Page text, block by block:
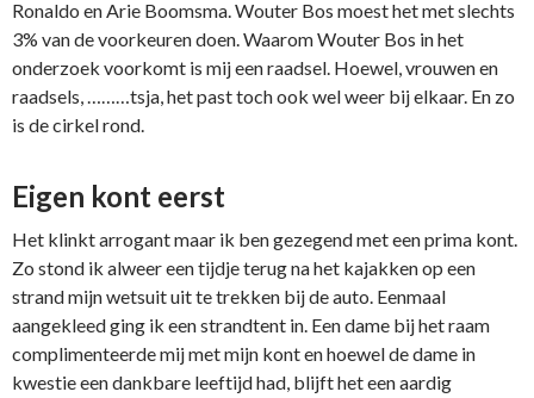
Ronaldo en Arie Boomsma. Wouter Bos moest het met slechts
3% van de voorkeuren doen. Waarom Wouter Bos in het
onderzoek voorkomt is mij een raadsel. Hoewel, vrouwen en
raadsels, ………tsja, het past toch ook wel weer bij elkaar. En zo
is de cirkel rond.
Eigen kont eerst
Het klinkt arrogant maar ik ben gezegend met een prima kont.
Zo stond ik alweer een tijdje terug na het kajakken op een
strand mijn wetsuit uit te trekken bij de auto. Eenmaal
aangekleed ging ik een strandtent in. Een dame bij het raam
complimenteerde mij met mijn kont en hoewel de dame in
kwestie een dankbare leeftijd had, blijft het een aardig